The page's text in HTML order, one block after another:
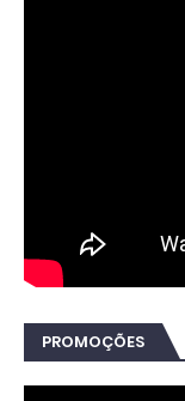
PROMOÇÕES